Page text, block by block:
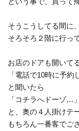
そうこうしてる間に
そろそろ２階に行っ
お店のドアも開いて
「電話で10時に予約
と聞いたら
「コチラへドーゾ…」
と、奥の４人掛けテ
もちろん一番客でご